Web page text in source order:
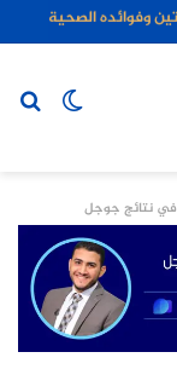
وفوائده الصحية
الوضع
في نتائج جوجل